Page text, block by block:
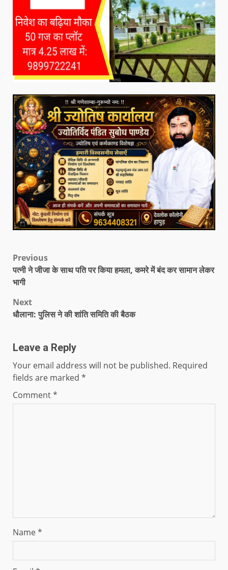
Previous
पत्नी ने जीजा के साथ पति पर किया हमला, कमरे में बंद कर सामान लेकर
भागी
Next
धौलाना: पुलिस ने की शांति समिति की बैठक
Leave a Reply
Your email address will not be published. Required
fields are marked *
Comment*
Name*